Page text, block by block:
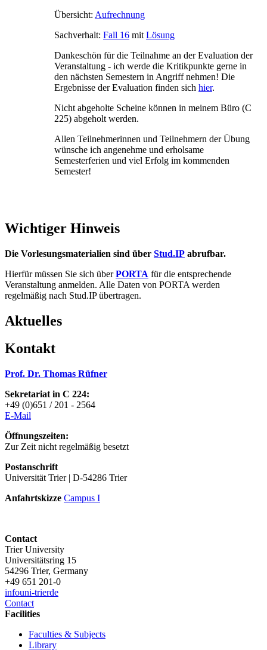
Übersicht: Aufrechnung
Sachverhalt: Fall 16 mit Lösung
Dankeschön für die Teilnahme an der Evaluation der
Veranstaltung - ich werde die Kritikpunkte gerne in
den nächsten Semestern in Angriff nehmen! Die
Ergebnisse der Evaluation finden sich hier.
Nicht abgeholte Scheine können in meinem Büro (C
225) abgeholt werden.
Allen Teilnehmerinnen und Teilnehmern der Übung
wünsche ich angenehme und erholsame
Semesterferien und viel Erfolg im kommenden
Semester!
Wichtiger Hinweis
Die Vorlesungsmaterialien sind über Stud.IP abrufbar.
Hierfür müssen Sie sich über PORTA für die entsprechende
Veranstaltung anmelden. Alle Daten von PORTA werden
regelmäßig nach Stud.IP übertragen.
Aktuelles
Kontakt
Prof. Dr. Thomas Rüfner
Sekretariat in C 224:
+49 (0)651 / 201 - 2564
E-Mail
Öffnungszeiten:
Zur Zeit nicht regelmäßig besetzt
Postanschrift
Universität Trier | D-54286 Trier
Anfahrtskizze Campus I
Contact
Trier University
Universitätsring 15
54296 Trier, Germany
+49 651 201-0
infouni-trierde
Contact
Facilities
Faculties & Subjects
Library